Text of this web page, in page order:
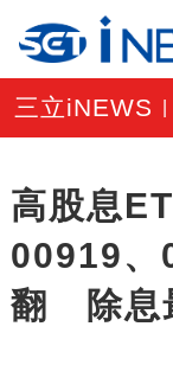
三立iNEWS
高股息
00919、
翻 除息